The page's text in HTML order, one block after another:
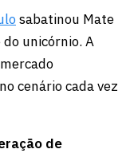
sabatinou Mate
unicórnio. A
cenário cada vez
de